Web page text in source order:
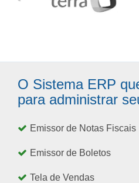
O Sistema ERP
para administrar
Emissor de Notas Fiscais
Emissor de Boletos
Tela de Vendas